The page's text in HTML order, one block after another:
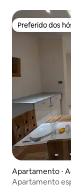
Preferido dos
Preferido dos
Apartamento ⋅
Apartamento